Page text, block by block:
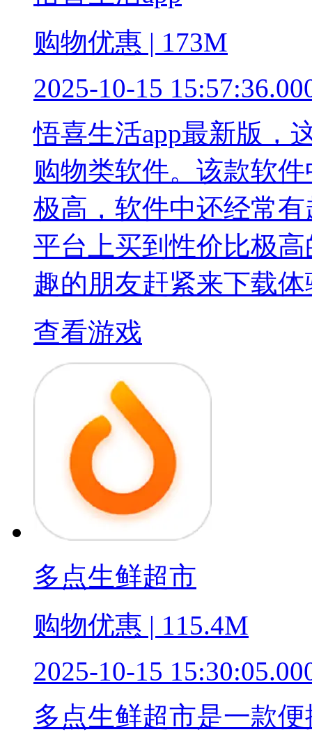
购物优惠 | 173M
2025-10-15
悟喜生活app最新版，
购物类软件。该款软
极高，软件中还经常
平台上买到性价比极
趣的朋友赶紧来下载
查看游戏
多点生鲜超市
购物优惠 | 115.4M
2025-10-15
多点生鲜超市是一款